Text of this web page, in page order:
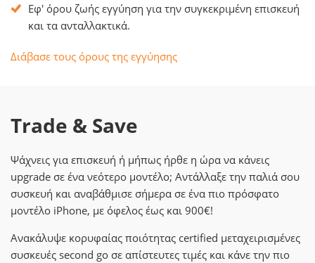
Εφ' όρου ζωής εγγύηση για την συγκεκριμένη επισκευή
και τα ανταλλακτικά.
Διάβασε τους όρους της εγγύησης
Trade & Save
Ψάχνεις για επισκευή ή μήπως ήρθε η ώρα να κάνεις
upgrade σε ένα νεότερο μοντέλο; Αντάλλαξε την παλιά σου
συσκευή και αναβάθμισε σήμερα σε ένα πιο πρόσφατο
μοντέλο iPhone, με όφελος έως και 900€!
Ανακάλυψε κορυφαίας ποιότητας certified μεταχειρισμένες
συσκευές second go σε απίστευτες τιμές και κάνε την πιο